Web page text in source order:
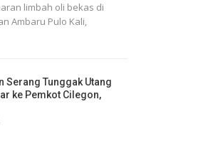
limbah oli bekas di
Ambaru Pulo Kali,
Serang Tunggak Utang
ke Pemkot Cilegon,